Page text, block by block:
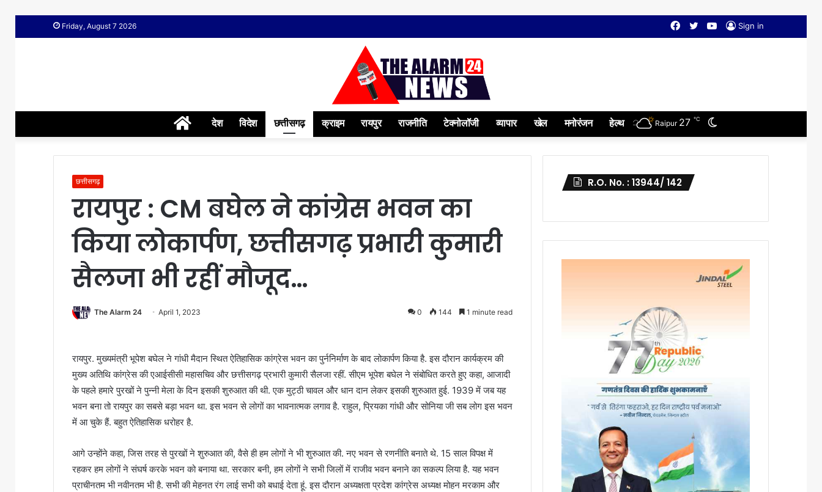
Friday, August 7 2026 Sign in
YouTube
Twitter
Facebook
Homeदेश विदेश छत्तीसगढ़ क्राइम रायपुर राजनीति टेक्नोलॉजी व्यापार खेल मनोरंजन हेल्थ
Switch
Raipur 27 ℃
छत्तीसगढ़
रायपुर : CM बघेल ने कांग्रेस भवन का
किया लोकार्पण, छत्तीसगढ़ प्रभारी कुमारी
सैलजा भी रहीं मौजूद…
The Alarm 24 April 1, 2023 0 144 1 minute read
रायपुर. मुख्यमंत्री भूपेश बघेल ने गांधी मैदान स्थित ऐतिहासिक कांग्रेस भवन का पुर्ननिर्माण के बाद लोकार्पण किया है. इस दौरान कार्यक्रम की
मुख्य अतिथि कांग्रेस की एआईसीसी महासचिव और छत्तीसगढ़ प्रभारी कुमारी सैलजा रहीं. सीएम भूपेश बघेल ने संबोधित करते हुए कहा, आजादी
के पहले हमारे पुरखों ने पुन्नी मेला के दिन इसकी शुरुआत की थी. एक मुट्ठी चावल और धान दान लेकर इसकी शुरुआत हुई. 1939 में जब यह
भवन बना तो रायपुर का सबसे बड़ा भवन था. इस भवन से लोगों का भावनात्मक लगाव है. राहुल, प्रियका गांधी और सोनिया जी सब लोग इस भवन
में आ चुके हैं. बहुत ऐतिहासिक धरोहर है.
आगे उन्होंने कहा, जिस तरह से पुरखों ने शुरुआत की, वैसे ही हम लोगों ने भी शुरुआत की. नए भवन से रणनीति बनाते थे. 15 साल विपक्ष में
रहकर हम लोगों ने संघर्ष करके भवन को बनाया था. सरकार बनी, हम लोगों ने सभी जिलों में राजीव भवन बनाने का सकल्प लिया है. यह भवन
प्राचीनतम भी नवीनतम भी है. सभी की मेहनत रंग लाई सभी को बधाई देता हूं. इस दौरान अध्यक्षता प्रदेश कांग्रेस अध्यक्ष मोहन मरकाम और
R.O. No. : 13944/ 142